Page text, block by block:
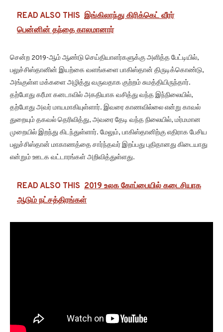
READ ALSO THIS இங்கிலாந்து கிரிக்கெட் வீரர்
பென்னின் தந்தை காலமானார்
சென்ற 2019-ஆம் ஆண்டு செய்தியாளர்களுக்கு அளித்த பேட்டியில்,
பலுச்சிஸ்தானின் இயற்கை வளங்களை பாகிஸ்தான் திருடிக்கொண்டு,
அங்குள்ள மக்களை அழித்து வருவதாக குற்றம் சுமத்தியிருந்தார்.
தற்போது கரீமா கனடாவில் அகதியாக வசித்து வந்த இந்நிலையில்,
தற்போது அவர் மாயமாகியுள்ளார். இவரை காணவில்லை என்று காவல்
துறையும் தகவல் தெரிவித்து, அவரை தேடி வந்த நிலையில், மர்மமான
முறையில் இறந்து கிடந்துள்ளார். மேலும், பாகிஸ்தானிற்கு எதிராக பேசிய
பலுச்சிஸ்தான் மாகாணத்தை சார்ந்தவர் இறப்பது புதிதானது கிடையாது
என்றும் ஊடக வட்டாரங்கள் அறிவித்துள்ளது.
READ ALSO THIS 2019 உலக கோப்பையில் கடைசியாக
ஆடும் நட்சத்திரங்கள்